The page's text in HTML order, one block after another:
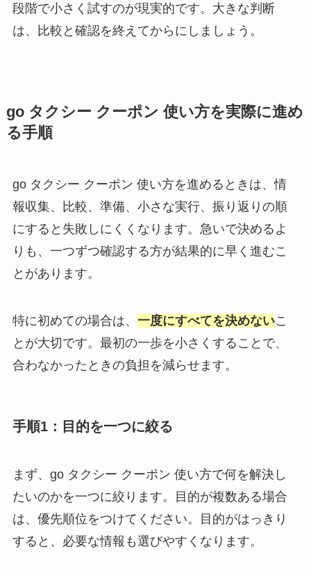
段階で小さく試すのが現実的です。大きな判断
は、比較と確認を終えてからにしましょう。
go タクシー クーポン 使い方を実際に進め
る手順
go タクシー クーポン 使い方を進めるときは、情
報収集、比較、準備、小さな実行、振り返りの順
にすると失敗しにくくなります。急いで決めるよ
りも、一つずつ確認する方が結果的に早く進むこ
とがあります。
特に初めての場合は、 一度にすべてを決めないこ
とが大切です。最初の一歩を小さくすることで、
合わなかったときの負担を減らせます。
手順1：目的を一つに絞る
まず、go タクシー クーポン 使い方で何を解決し
たいのかを一つに絞ります。目的が複数ある場合
は、優先順位をつけてください。目的がはっきり
すると、必要な情報も選びやすくなります。